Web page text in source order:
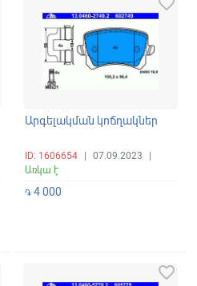
Արգելակման կոճղակներ
ID: 1606654 07.09.2023
Առկա է
֏4 000
favorite_border